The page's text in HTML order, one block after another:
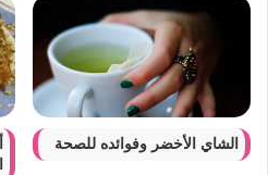
الشاي الأخضر وفوائده للصحة